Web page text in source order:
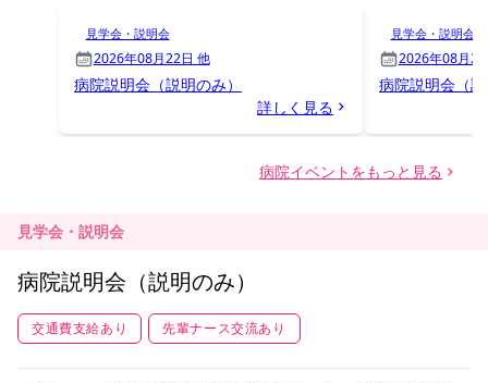
見学会・説明会
病院説明会（説明のみ）
交通費支給あり 先輩ナース交流あり